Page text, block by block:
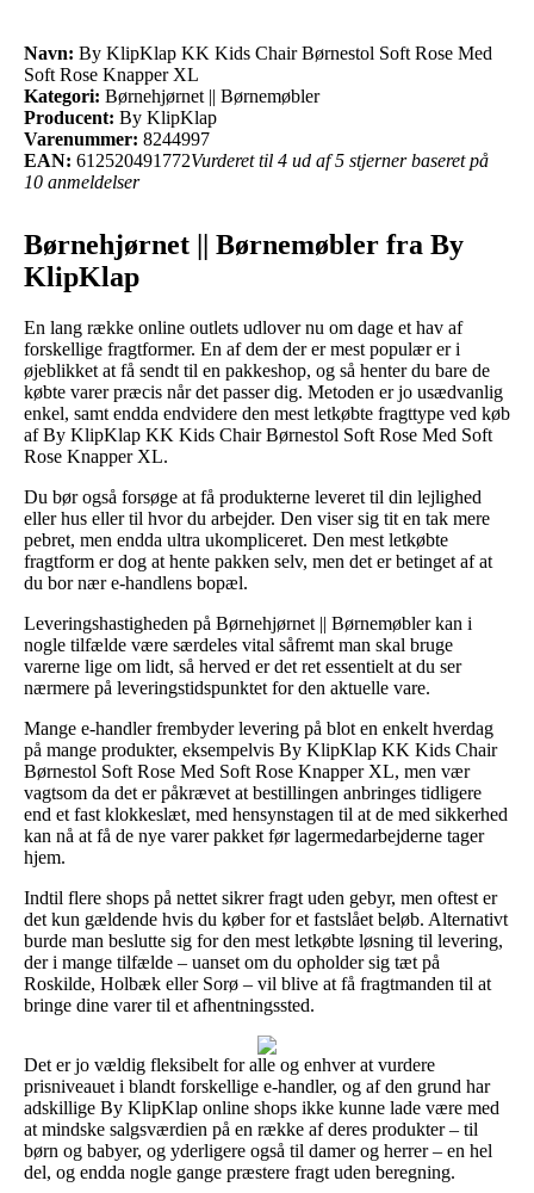
Navn: By KlipKlap KK Kids Chair Børnestol Soft Rose Med
Soft Rose Knapper XL
Kategori: Børnehjørnet || Børnemøbler
Producent: By KlipKlap
Varenummer: 8244997
EAN: 612520491772Vurderet til 4 ud af 5 stjerner baseret på
10 anmeldelser
Børnehjørnet || Børnemøbler fra By
KlipKlap
En lang række online outlets udlover nu om dage et hav af
forskellige fragtformer. En af dem der er mest populær er i
øjeblikket at få sendt til en pakkeshop, og så henter du bare de
købte varer præcis når det passer dig. Metoden er jo usædvanlig
enkel, samt endda endvidere den mest letkøbte fragttype ved køb
af By KlipKlap KK Kids Chair Børnestol Soft Rose Med Soft
Rose Knapper XL.
Du bør også forsøge at få produkterne leveret til din lejlighed
eller hus eller til hvor du arbejder. Den viser sig tit en tak mere
pebret, men endda ultra ukompliceret. Den mest letkøbte
fragtform er dog at hente pakken selv, men det er betinget af at
du bor nær e-handlens bopæl.
Leveringshastigheden på Børnehjørnet || Børnemøbler kan i
nogle tilfælde være særdeles vital såfremt man skal bruge
varerne lige om lidt, så herved er det ret essentielt at du ser
nærmere på leveringstidspunktet for den aktuelle vare.
Mange e-handler frembyder levering på blot en enkelt hverdag
på mange produkter, eksempelvis By KlipKlap KK Kids Chair
Børnestol Soft Rose Med Soft Rose Knapper XL, men vær
vagtsom da det er påkrævet at bestillingen anbringes tidligere
end et fast klokkeslæt, med hensynstagen til at de med sikkerhed
kan nå at få de nye varer pakket før lagermedarbejderne tager
hjem.
Indtil flere shops på nettet sikrer fragt uden gebyr, men oftest er
det kun gældende hvis du køber for et fastslået beløb. Alternativt
burde man beslutte sig for den mest letkøbte løsning til levering,
der i mange tilfælde – uanset om du opholder sig tæt på
Roskilde, Holbæk eller Sorø – vil blive at få fragtmanden til at
bringe dine varer til et afhentningssted.
Det er jo vældig fleksibelt for alle og enhver at vurdere
prisniveauet i blandt forskellige e-handler, og af den grund har
adskillige By KlipKlap online shops ikke kunne lade være med
at mindske salgsværdien på en række af deres produkter – til
børn og babyer, og yderligere også til damer og herrer – en hel
del, og endda nogle gange præstere fragt uden beregning.